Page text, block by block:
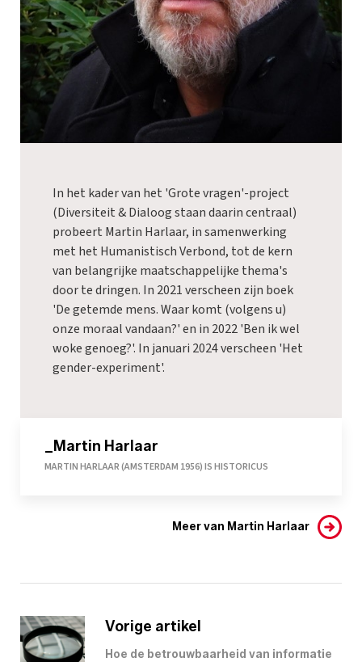
In het kader van het 'Grote vragen'-project
(Diversiteit & Dialoog staan daarin centraal)
probeert Martin Harlaar, in samenwerking
met het Humanistisch Verbond, tot de kern
van belangrijke maatschappelijke thema's
door te dringen. In 2021 verscheen zijn boek
'De getemde mens. Waar komt (volgens u)
onze moraal vandaan?' en in 2022 'Ben ik wel
woke genoeg?'. In januari 2024 verscheen 'Het
gender-experiment'.
_Martin Harlaar
MARTIN HARLAAR (AMSTERDAM 1956) IS HISTORICUS
Meer van Martin Harlaar
Vorige artikel
Hoe de betrouwbaarheid van informatie